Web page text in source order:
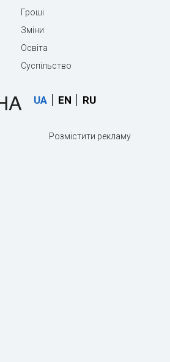
Гроші
Зміни
Освіта
Суспільство
UA EN RU
Розмістити рекламу